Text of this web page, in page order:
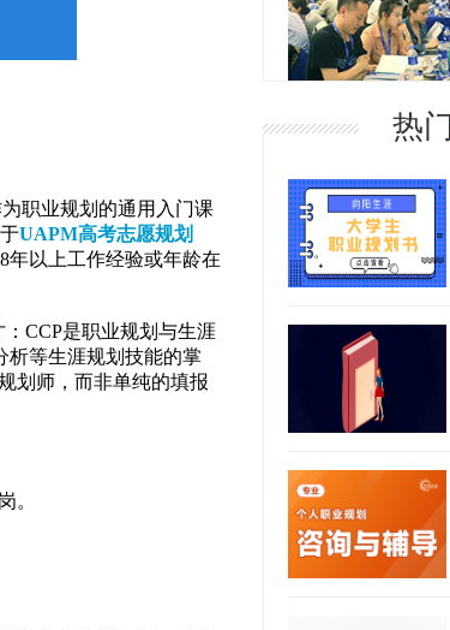
职业规划的通用入门课
UAPM高考志愿规划
年以上工作经验或年龄在
CCP是职业规划与生涯
析等生涯规划技能的掌
划师，而非单纯的填报
。
热门